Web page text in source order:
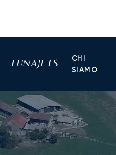
CHI
SIAMO